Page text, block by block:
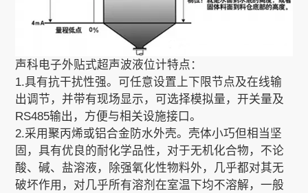
声科电子外贴式超声波液位计特点：
1.具有抗干扰性强。可任意设置上下限节点及在线输
出调节，并带有现场显示，可选择模拟量，开关量及
RS485输出，方便与相关设施接口。
2.采用聚丙烯或铝合金防水外壳。壳体小巧但相当坚
固，具有优良的耐化学品性，对于无机化合物，不论
酸、碱、盐溶液，除强氧化性物料外，几乎都对其无
破坏作用，对几乎所有溶剂在室温下均不溶解，一般